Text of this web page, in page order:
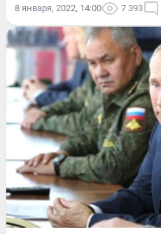
8 января, 2022, 14:00 7 393